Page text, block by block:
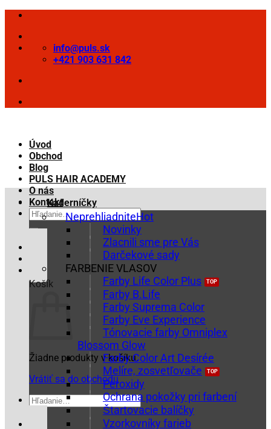
Skip
content
info@puls.sk
+421 903 631 842
Úvod
Obchod
Blog
PULS HAIR ACADEMY
O nás
Kontakt
Hľadať:
Košík
Žiadne produkty v košíku.
Vrátiť sa do obchodu
Hľadať:
Kaderníčky
Neprehliadnite
Novinky
Zlacnili sme pre Vás
Darčekové sady
FARBENIE VLASOV
Farby Life Color Plus
Farby B.Life
Farby Suprema Color
Farby Eve Experience
Tónovacie farby Omniplex
Blossom Glow
Farby Color Art Desírée
Melíre, zosvetľovače
Peroxidy
Ochrana pokožky pri farbení
Štartovacie balíčky
Vzorkovníky farieb